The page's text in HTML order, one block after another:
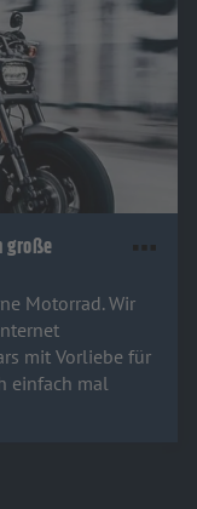
große
Motorrad. Wir
mit Vorliebe für
einfach mal